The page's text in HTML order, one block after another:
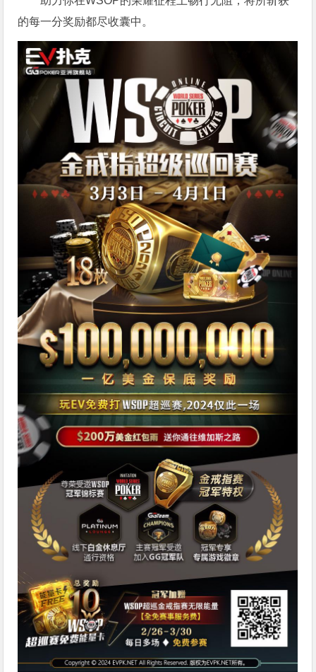
的每一分奖励都尽收囊中。